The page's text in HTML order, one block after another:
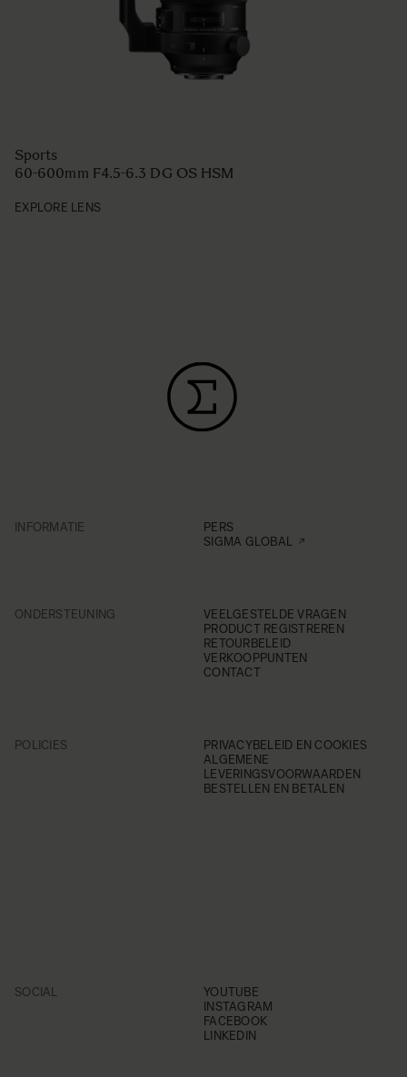
Sports
60-600mm F4.5-6.3 DG OS HSM
EXPLORE LENS
INFORMATIE
PERS
SIGMA GLOBAL
ONDERSTEUNING
VEELGESTELDE VRAGEN
PRODUCT REGISTREREN
RETOURBELEID
VERKOOPPUNTEN
CONTACT
POLICIES
PRIVACYBELEID EN COOKIES
ALGEMENE
LEVERINGSVOORWAARDEN
BESTELLEN EN BETALEN
SOCIAL
YOUTUBE
INSTAGRAM
FACEBOOK
LINKEDIN